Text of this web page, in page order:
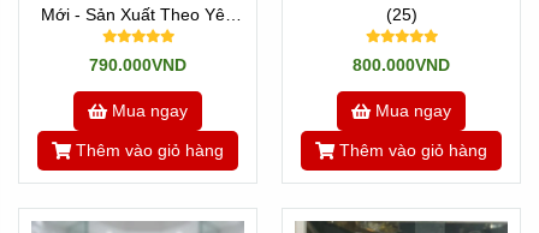
Mới - Sản Xuất Theo Yêu
Cầu
790.000VND
Mua ngay
Thêm vào giỏ hàng
(25)
800.000VND
Mua ngay
Thêm vào giỏ hàng